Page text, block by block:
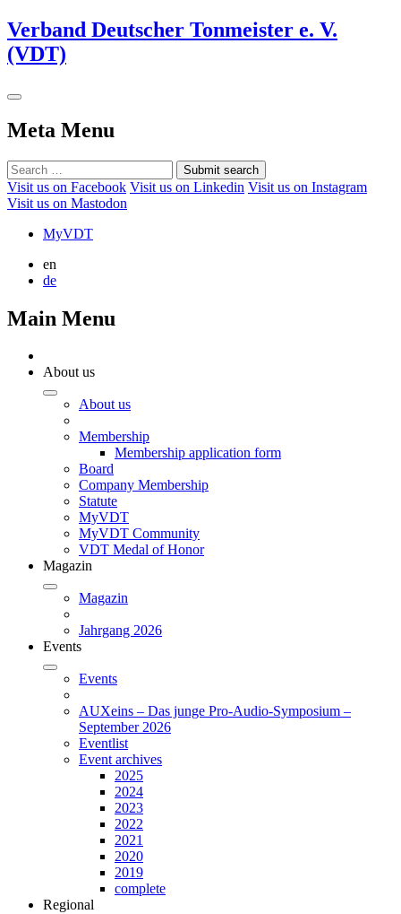
Verband Deutscher Tonmeister e. V.
(VDT)
Meta Menu
Submit search
Visit us on Facebook Visit us on Linkedin Visit us on Instagram
Visit us on Mastodon
MyVDT
en
de
Main Menu
About us
About us
Membership
Membership application form
Board
Company Membership
Statute
MyVDT
MyVDT Community
VDT Medal of Honor
Magazin
Magazin
Jahrgang 2026
Events
Events
AUXeins – Das junge Pro-Audio-Symposium –
September 2026
Eventlist
Event archives
2025
2024
2023
2022
2021
2020
2019
complete
Regional